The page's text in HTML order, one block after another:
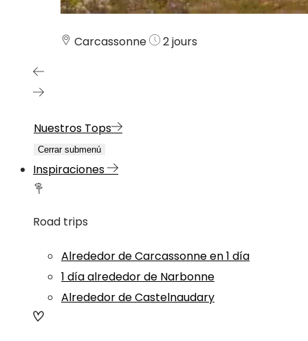
Carcassonne 2 jours
Nuestros Tops
Cerrar submenú
Inspiraciones
Road trips
Alrededor de Carcassonne en 1 día
1 día alrededor de Narbonne
Alrededor de Castelnaudary